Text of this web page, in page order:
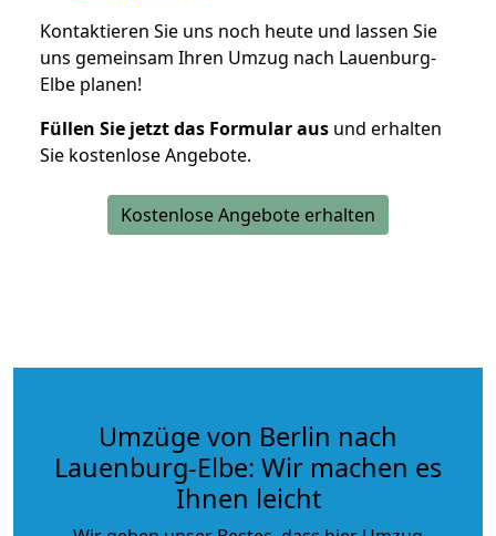
Kontaktieren Sie uns noch heute und lassen Sie
uns gemeinsam Ihren Umzug nach Lauenburg-
Elbe planen!
Füllen Sie jetzt das Formular aus und erhalten
Sie kostenlose Angebote.
Kostenlose Angebote erhalten
Umzüge von Berlin nach
Lauenburg-Elbe: Wir machen es
Ihnen leicht